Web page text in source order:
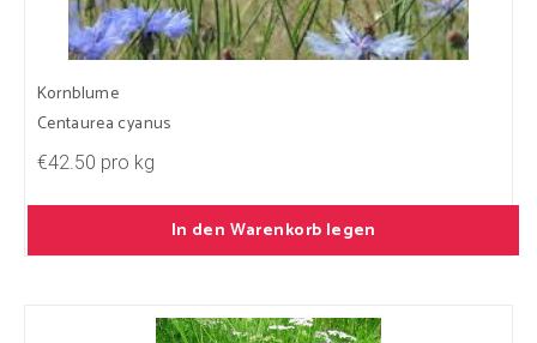
Kornblume
Centaurea cyanus
€42.50 pro kg
In den Warenkorb legen